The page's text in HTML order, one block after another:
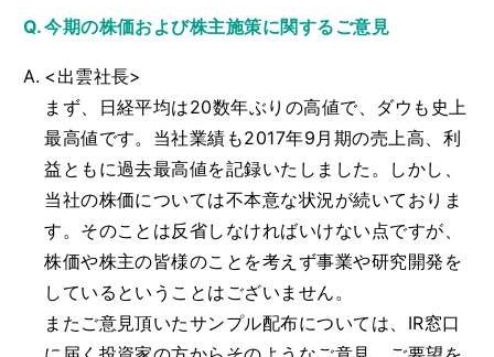
今期の株価および株主施策に関するご意見
<出雲社長>
まず、日経平均は20数年ぶりの高値で、ダウも史上
最高値です。当社業績も2017年9月期の売上高、利
益ともに過去最高値を記録いたしました。しかし、
当社の株価については不本意な状況が続いておりま
す。そのことは反省しなければいけない点ですが、
株価や株主の皆様のことを考えず事業や研究開発を
しているということはございません。
またご意見頂いたサンプル配布については、IR窓口